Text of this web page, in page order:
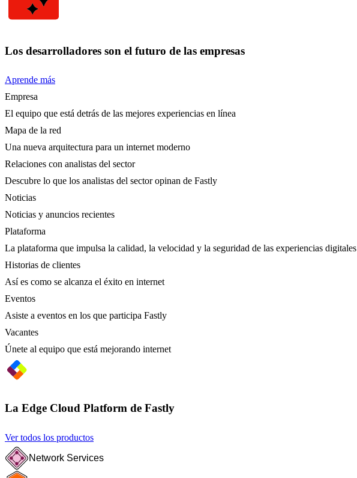
Los desarrolladores son el futuro de las empresas
Aprende más
Empresa
El equipo que está detrás de las mejores experiencias en línea
Mapa de la red
Una nueva arquitectura para un internet moderno
Relaciones con analistas del sector
Descubre lo que los analistas del sector opinan de Fastly
Noticias
Noticias y anuncios recientes
Plataforma
La plataforma que impulsa la calidad, la velocidad y la seguridad de las experiencias digitales
Historias de clientes
Así es como se alcanza el éxito en internet
Eventos
Asiste a eventos en los que participa Fastly
Vacantes
Únete al equipo que está mejorando internet
La Edge Cloud Platform de Fastly
Ver todos los productos
Network Services